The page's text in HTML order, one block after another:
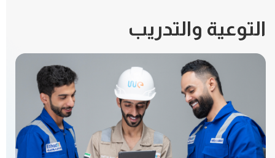
التوعية والتدريب